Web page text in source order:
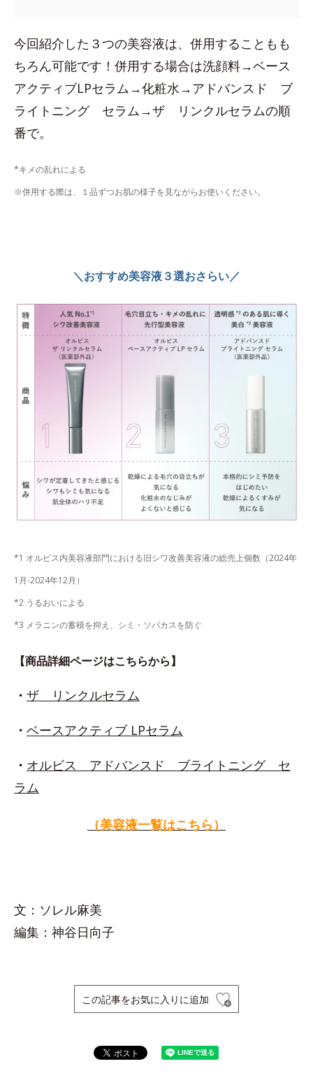
今回紹介した３つの美容液は、併用することもも
ちろん可能です！併用する場合は洗顔料→ベース
アクティブLPセラム→化粧水→アドバンスド ブ
ライトニング セラム→ザ リンクルセラムの順
番で。
*キメの乱れによる
※併用する際は、１品ずつお肌の様子を見ながらお使いください。
＼おすすめ美容液３選おさらい／
*1 オルビス内美容液部門における旧シワ改善美容液の総売上個数（2024年
1月-2024年12月）
*2 うるおいによる
*3 メラニンの蓄積を抑え、シミ・ソバカスを防ぐ
【商品詳細ページはこちらから】
・ ザ リンクルセラム
・ ベースアクティブ LPセラム
・ オルビス アドバンスド ブライトニング セ
ラム
（美容液一覧はこちら）
文：ソレル麻美
編集：神谷日向子
この記事をお気に入りに追加